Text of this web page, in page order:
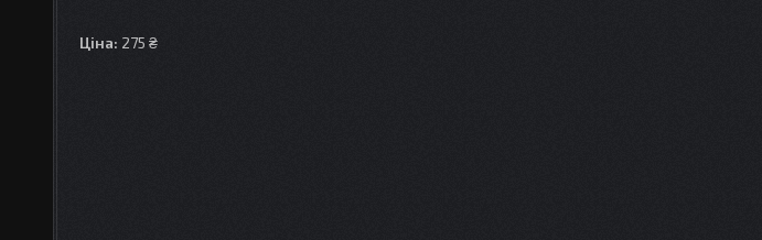
Ціна: 275 ₴